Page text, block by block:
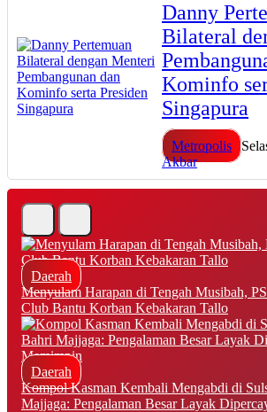
Danny
Bilateral
Kominfo
Singapura
Metropolis
Akbar
Daerah
Menyulam Harapan di Tengah Musibah,
Club Bantu Korban Kebakaran Tallo
Daerah
Kompol Kasman Kembali Mengabdi di
Majjaga: Pengalaman Besar Layak